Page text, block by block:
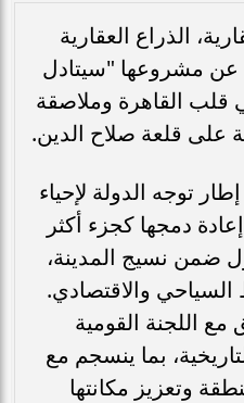
الذراع العقارية
عن مشروعها "سيتادل
قلب القاهرة وملاصقة
على قلعة صلاح الدين.
توجه الدولة لإحياء
دمجها كجزء أكثر
ضمن نسيج المدينة،
والاقتصادي.
اللجنة القومية
بما ينسجم مع
وتعزيز مكانتها